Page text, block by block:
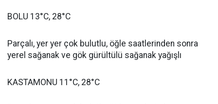
BOLU 13°C, 28°C
Parçalı, yer yer çok bulutlu, öğle saatlerinden sonra
yerel sağanak ve gök gürültülü sağanak yağışlı
KASTAMONU 11°C, 28°C